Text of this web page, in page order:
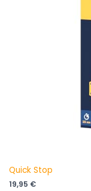
Quick Stop
19,95 €